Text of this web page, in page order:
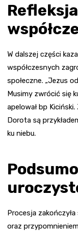
W dalszej części
współczesnych
społeczne. „Jezus
Musimy zwrócić się
apelował bp
Dorota są
ku niebu.
Procesja
oraz